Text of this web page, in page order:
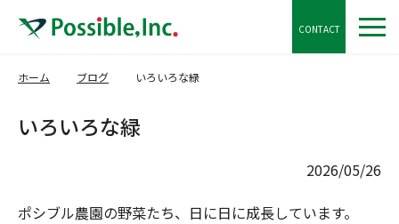
CONTACT
ホーム ブログ いろいろな緑
いろいろな緑
2026/05/26
ポシブル農園の野菜たち、日に日に成長しています。